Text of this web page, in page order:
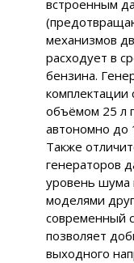
встроенным
механизмов
расходует в
бензина.
объёмом 25 л
автономно до
Также
генераторов
уровень шума
моделями
современный
позволяет
выходного